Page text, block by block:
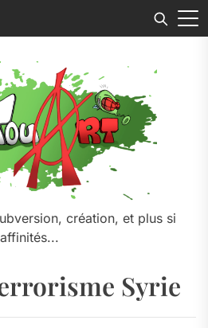
création, et plus si
affinités...
Syrie